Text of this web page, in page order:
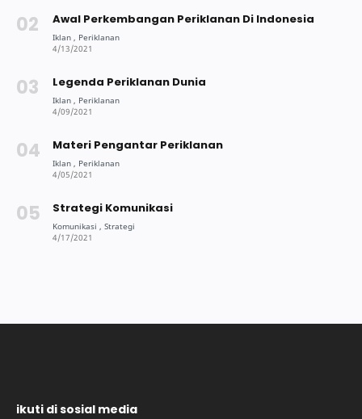
Awal Perkembangan Periklanan Di Indonesia
Legenda Periklanan Dunia
Materi Pengantar Periklanan
Strategi Komunikasi
ikuti di sosial media